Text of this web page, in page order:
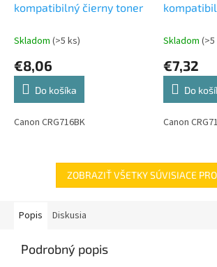
kompatibilný čierny toner
Skladom (>5 ks)
€8,06
Do košíka
Canon CRG716BK
Skladom
€7,32
Do
Canon
ZOBRAZIŤ VŠETKY SÚVISIACE
Popis Diskusia
Podrobný popis